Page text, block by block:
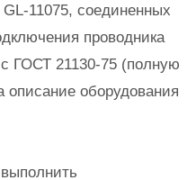
11075, соединенных
проводника
ГОСТ 21130-75 (полную
оборудования